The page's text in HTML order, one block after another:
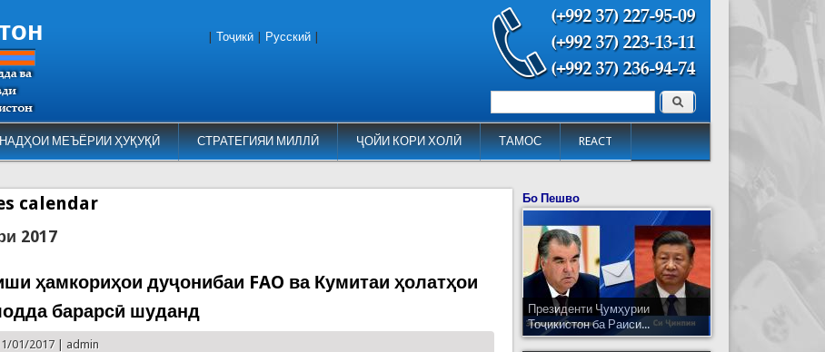
МЕЪЁРИИ ҲУҚУҚӢ СТРАТЕГИЯИ МИЛЛӢ ҶОЙИ КОРИ ХОЛӢ ТАМОС REACT
Форма поиска Поиск
Тоҷикӣ Русский
calendar
2017
ҳамкориҳои дуҷонибаи FAO ва Кумитаи ҳолатҳои
барарсӣ шуданд
01/2017 | admin
Бо Пешво
Президенти Ҷумҳурии
Тоҷикистон ба Раиси...